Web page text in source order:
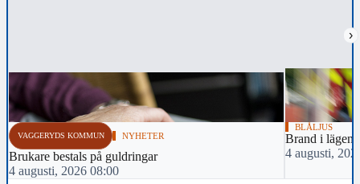
›
VAGGERYDS KOMMUN NYHETER
Brukare bestals på guldringar
4 augusti, 2026 08:00
BLÅLJUS
Brand i
4 augusti,